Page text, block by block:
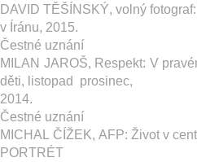
DAVID TĚŠÍNSKÝ, volný
v Íránu, 2015.
Čestné uznání
MILAN JAROŠ, Respekt: ​V
děti, listopad ­ prosinec,
2014.
Čestné uznání
MICHAL ČÍŽEK, AFP: ​Život v
PORTRÉT